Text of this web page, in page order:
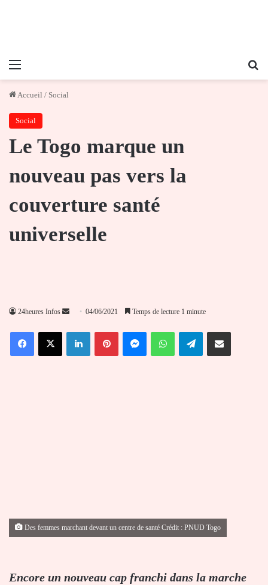
Menu
Accueil / Social
Social
Le Togo marque un
nouveau pas vers la
couverture santé
universelle
24heures Infos
Envoyer
courriel
04/06/2021 Temps de lecture 1 minute
FacebookX LinkedinPinterestMessengerWhatsAppTelegramPartager par email
Des femmes marchant devant un centre de santé Crédit : PNUD Togo
Encore un nouveau cap franchi dans la marche